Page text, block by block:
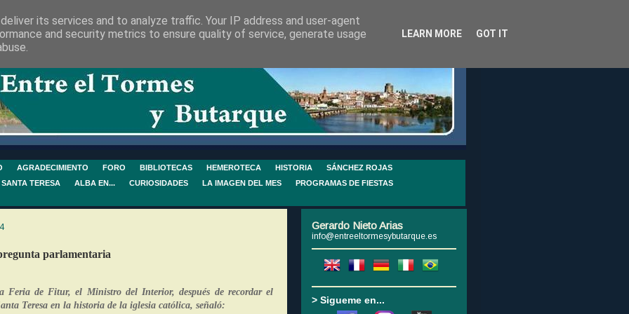
AGRADECIMIENTO FORO BIBLIOTECAS HEMEROTECA HISTORIA
SÁNCHEZ ROJAS
TERESA
ALBA EN... CURIOSIDADES LA IMAGEN DEL MES PROGRAMAS DE FIESTAS
parlamentaria
Feria de Fitur, el Ministro del Interior, después de recordar el
Teresa en la historia de la iglesia católica, señaló:
Gerardo Nieto Arias
info@entreeltormesybutarque.es
> Sigueme en...
its services and to analyze traffic. Your IP address and user-agent
and security metrics to ensure quality of service, generate usage
LEARN MORE GOT IT